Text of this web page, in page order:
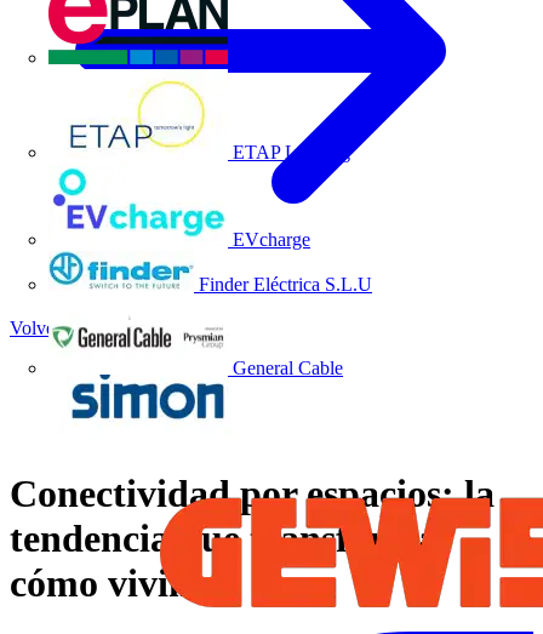
ETAP Lighting
EVcharge
Finder Eléctrica S.L.U
General Cable
Volver a Noticias
Conectividad por espacios: la
tendencia que transforma
cómo vivimos